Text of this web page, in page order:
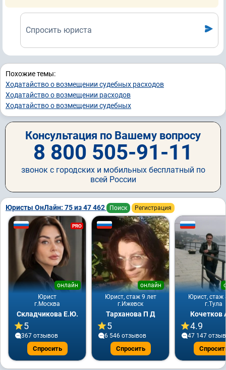
Спросить юриста
Похожие темы:
Ходатайство о возмещении судебных расходов
Ходатайство о возмещении расходов
Ходатайство о возмещении судебных
Консультация по Вашему вопросу
8 800 505-91-11
звонок с городских и мобильных бесплатный по
всей России
Юристы ОнЛайн: 75 из 47 462 Поиск Регистрация
PRO
Юрист
онлайн
г.Москва
Складчикова Е.Ю.
5
367 отзывов
Спросить
Юрист, стаж 9 лет
онлайн
г.Ижевск
Тарханова П Д
5
6 546 отзывов
Спросить
Юрист, стаж
г.Тула
Кочетков
4.9
47 147